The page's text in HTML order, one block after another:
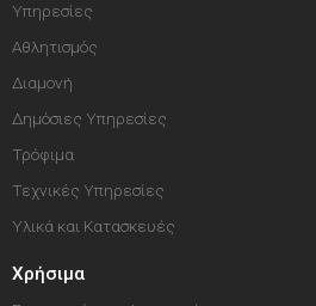
Υπηρεσίες
Αθλητισμός
Διαμονή
Δημόσιες Υπηρεσίες
Τρόφιμα
Τεχνικές Υπηρεσίες
Υλικά και Κατασκευές
Χρήσιμα